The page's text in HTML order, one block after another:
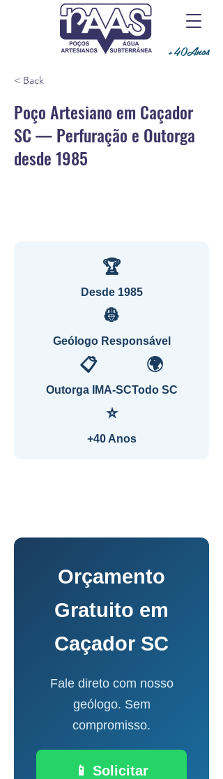
+40Anos
< Back
Poço Artesiano em Caçador
SC — Perfuração e Outorga
desde 1985
🏆
Desde 1985
👷
Geólogo Responsável
📋
Outorga IMA-SC
🌍
Todo SC
⭐
+40 Anos
Orçamento
Gratuito em
Caçador SC
Fale direto com nosso
geólogo. Sem
compromisso.
📱 Solicitar